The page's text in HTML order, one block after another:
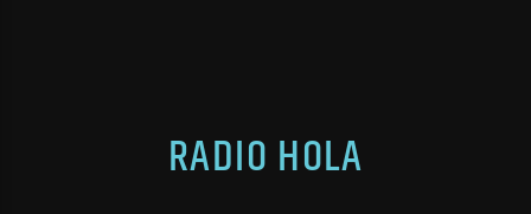
RADIO HOLA